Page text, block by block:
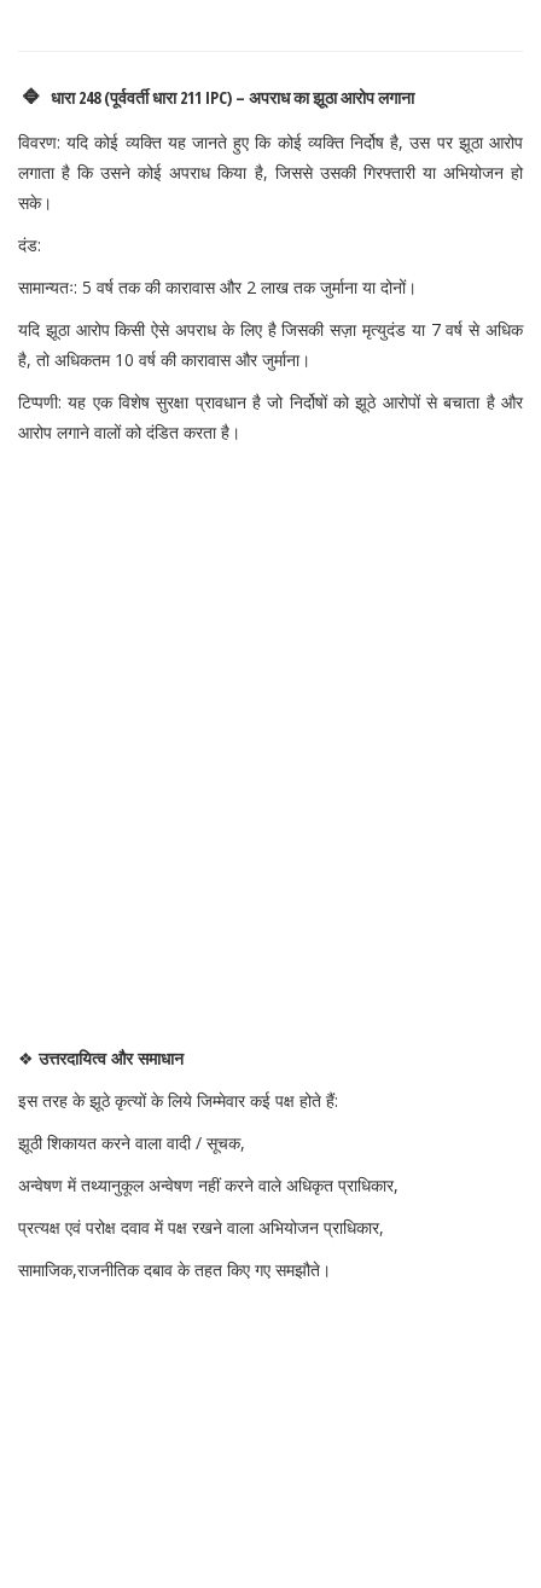
🔹 धारा 248 (पूर्ववर्ती धारा 211 IPC) – अपराध का झूठा आरोप लगाना
विवरण: यदि कोई व्यक्ति यह जानते हुए कि कोई व्यक्ति निर्दोष है, उस पर झूठा आरोप
लगाता है कि उसने कोई अपराध किया है, जिससे उसकी गिरफ्तारी या अभियोजन हो
सके।
दंड:
सामान्यतः: 5 वर्ष तक की कारावास और 2 लाख तक जुर्माना या दोनों।
यदि झूठा आरोप किसी ऐसे अपराध के लिए है जिसकी सज़ा मृत्युदंड या 7 वर्ष से अधिक
है, तो अधिकतम 10 वर्ष की कारावास और जुर्माना।
टिप्पणी: यह एक विशेष सुरक्षा प्रावधान है जो निर्दोषों को झूठे आरोपों से बचाता है और
आरोप लगाने वालों को दंडित करता है।
❖उत्तरदायित्व और समाधान
इस तरह के झूठे कृत्यों के लिये जिम्मेवार कई पक्ष होते हैं:
झूठी शिकायत करने वाला वादी / सूचक,
अन्वेषण में तथ्यानुकूल अन्वेषण नहीं करने वाले अधिकृत प्राधिकार,
प्रत्यक्ष एवं परोक्ष दवाव में पक्ष रखने वाला अभियोजन प्राधिकार,
सामाजिक,राजनीतिक दबाव के तहत किए गए समझौते।